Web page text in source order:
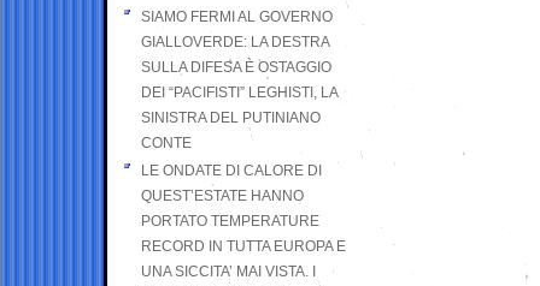
SIAMO FERMI AL GOVERNO
GIALLOVERDE: LA DESTRA
SULLA DIFESA È OSTAGGIO
DEI “PACIFISTI” LEGHISTI, LA
SINISTRA DEL PUTINIANO
CONTE
LE ONDATE DI CALORE DI
QUEST’ESTATE HANNO
PORTATO TEMPERATURE
RECORD IN TUTTA EUROPA E
UNA SICCITA’ MAI VISTA. I